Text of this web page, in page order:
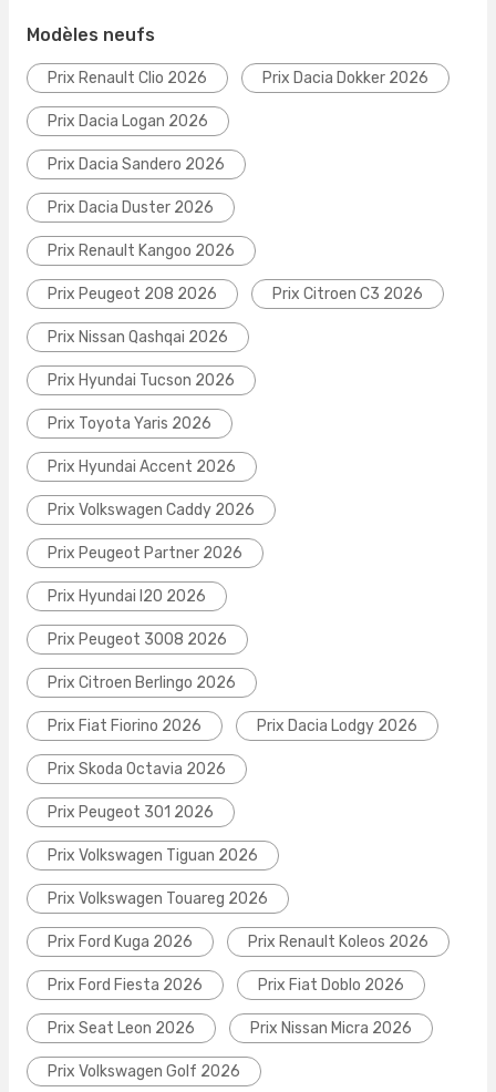
Modèles neufs
Prix Renault Clio 2026 Prix Dacia Dokker 2026
Prix Dacia Logan 2026
Prix Dacia Sandero 2026
Prix Dacia Duster 2026
Prix Renault Kangoo 2026
Prix Peugeot 208 2026 Prix Citroen C3 2026
Prix Nissan Qashqai 2026
Prix Hyundai Tucson 2026
Prix Toyota Yaris 2026
Prix Hyundai Accent 2026
Prix Volkswagen Caddy 2026
Prix Peugeot Partner 2026
Prix Hyundai I20 2026
Prix Peugeot 3008 2026
Prix Citroen Berlingo 2026
Prix Fiat Fiorino 2026 Prix Dacia Lodgy 2026
Prix Skoda Octavia 2026
Prix Peugeot 301 2026
Prix Volkswagen Tiguan 2026
Prix Volkswagen Touareg 2026
Prix Ford Kuga 2026 Prix Renault Koleos 2026
Prix Ford Fiesta 2026 Prix Fiat Doblo 2026
Prix Seat Leon 2026 Prix Nissan Micra 2026
Prix Volkswagen Golf 2026